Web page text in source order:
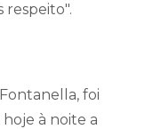
respeito".
foi
à noite a